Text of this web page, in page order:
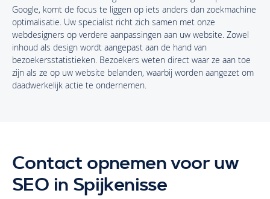
Google, komt de focus te liggen op iets anders dan zoekmachine
optimalisatie. Uw specialist richt zich samen met onze
webdesigners op verdere aanpassingen aan uw website. Zowel
inhoud als design wordt aangepast aan de hand van
bezoekersstatistieken. Bezoekers weten direct waar ze aan toe
zijn als ze op uw website belanden, waarbij worden aangezet om
daadwerkelijk actie te ondernemen.
Contact opnemen voor uw
SEO in Spijkenisse